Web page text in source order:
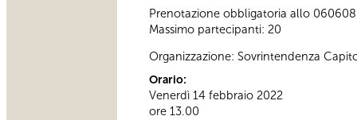
Prenotazione obbligatoria allo
Massimo partecipanti: 20
Organizzazione: Sovrintendenza
Orario:
Venerdì 14 febbraio 2022
ore 13.00